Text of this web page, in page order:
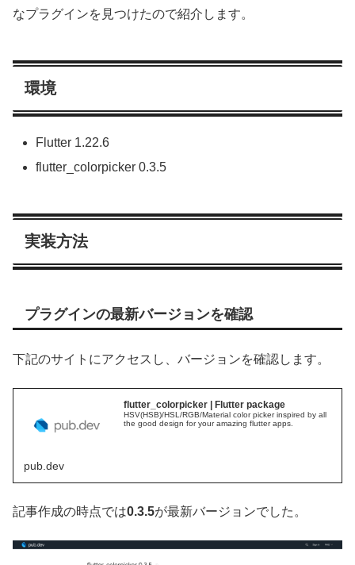
なプラグインを見つけたので紹介します。
環境
Flutter 1.22.6
flutter_colorpicker 0.3.5
実装方法
プラグインの最新バージョンを確認
下記のサイトにアクセスし、バージョンを確認します。
flutter_colorpicker | Flutter package
HSV(HSB)/HSL/RGB/Material color picker inspired by all
the good design for your amazing flutter apps.
pub.dev
記事作成の時点では0.3.5が最新バージョンでした。